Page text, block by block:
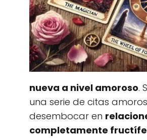
nueva a nivel amoroso.
una serie de citas
desembocar en
completamente